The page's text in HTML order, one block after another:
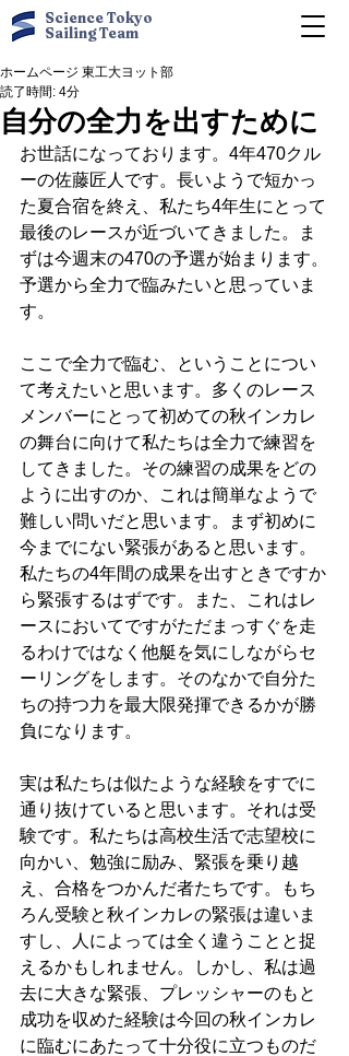
Science Tokyo
Sailing Team
自分の全力を出すために
ホームページ 東工大ヨット部
読了時間: 4分
お世話になっております。4年470クル
ーの佐藤匠人です。長いようで短かっ
た夏合宿を終え、私たち4年生にとって
最後のレースが近づいてきました。ま
ずは今週末の470の予選が始まります。
予選から全力で臨みたいと思っていま
す。
ここで全力で臨む、ということについ
て考えたいと思います。多くのレース
メンバーにとって初めての秋インカレ
の舞台に向けて私たちは全力で練習を
してきました。その練習の成果をどの
ように出すのか、これは簡単なようで
難しい問いだと思います。まず初めに
今までにない緊張があると思います。
私たちの4年間の成果を出すときですか
ら緊張するはずです。また、これはレ
ースにおいてですがただまっすぐを走
るわけではなく他艇を気にしながらセ
ーリングをします。そのなかで自分た
ちの持つ力を最大限発揮できるかが勝
負になります。
実は私たちは似たような経験をすでに
通り抜けていると思います。それは受
験です。私たちは高校生活で志望校に
向かい、勉強に励み、緊張を乗り越
え、合格をつかんだ者たちです。もち
ろん受験と秋インカレの緊張は違いま
すし、人によっては全く違うことと捉
えるかもしれません。しかし、私は過
去に大きな緊張、プレッシャーのもと
成功を収めた経験は今回の秋インカレ
に臨むにあたって十分役に立つものだ